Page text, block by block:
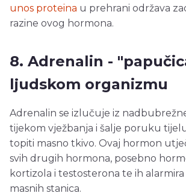
unos proteina u prehrani održava
razine ovog hormona.
8. Adrenalin -
ljudskom organizmu
Adrenalin se izlučuje iz
tijekom vježbanja i šalje poruku
topiti masno tkivo. Ovaj hormon
svih drugih hormona, posebno
kortizola i testosterona te ih
masnih stanica.